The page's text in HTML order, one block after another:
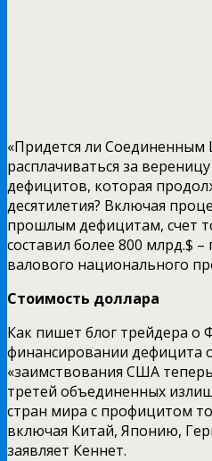
«Придется ли
расплачиваться за
дефицитов, которая
десятилетия? Включая
прошлым дефицитам, счет
составил более 800 млрд.$
валового национального
Стоимость доллара
Как пишет блог трейдера о
финансировании дефицита
«заимствования США
третей объединенных
стран мира с профицитом
включая Китай, Японию,
заявляет Кеннет.